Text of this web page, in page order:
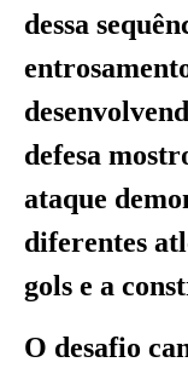
dessa
defesa
ataque
diferentes
gols e a
O desafio